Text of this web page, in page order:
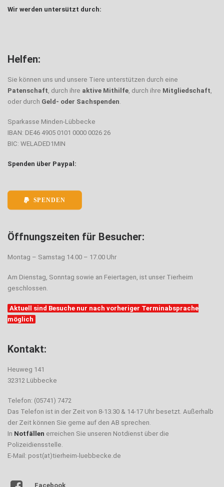
Wir werden untersützt durch:
Helfen:
Sie können uns und unsere Tiere unterstützen durch eine
Patenschaft, durch ihre aktive Mithilfe, durch ihre Mitgliedschaft,
oder durch Geld- oder Sachspenden.
Sparkasse Minden-Lübbecke
IBAN: DE46 4905 0101 0000 0026 26
BIC: WELADED1MIN
Spenden über Paypal:
SPENDEN
Öffnungszeiten für Besucher:
Montag – Samstag 14.00 – 17.00 Uhr
Am Dienstag, Sonntag sowie an Feiertagen, ist unser Tierheim
geschlossen.
Aktuell sind Besuche nur nach vorheriger Terminabsprache
möglich
Kontakt:
Heuweg 141
32312 Lübbecke
Telefon: (05741) 7472
Das Telefon ist in der Zeit von 8-13.30 & 14-17 Uhr besetzt. Außerhalb
der Zeit können Sie gerne auf den AB sprechen.
In Notfällen erreichen Sie unseren Notdienst über die
Polizeidiensstelle.
E-Mail: post(at)tierheim-luebbecke.de
Facebook